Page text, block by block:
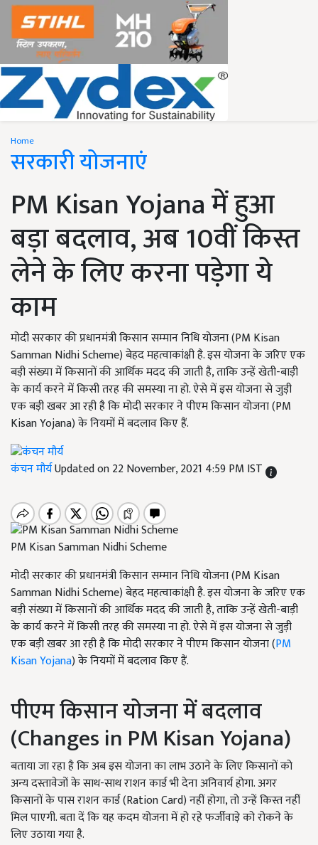
Home
सरकारी योजनाएं
PM Kisan Yojana में हुआ
बड़ा बदलाव, अब 10वीं किस्त
लेने के लिए करना पड़ेगा ये
काम
मोदी सरकार की प्रधानमंत्री किसान सम्मान निधि योजना (PM Kisan
Samman Nidhi Scheme) बेहद महत्वाकांक्षी है. इस योजना के जरिए एक
बड़ी संख्या में किसानों की आर्थिक मदद की जाती है, ताकि उन्हें खेती-बाड़ी
के कार्य करने में किसी तरह की समस्या ना हो. ऐसे में इस योजना से जुड़ी
एक बड़ी खबर आ रही है कि मोदी सरकार ने पीएम किसान योजना (PM
Kisan Yojana) के नियमों में बदलाव किए हैं.
कंचन मौर्यUpdated on 22 November, 2021 4:59 PM IST
PM Kisan Samman Nidhi Scheme
मोदी सरकार की प्रधानमंत्री किसान सम्मान निधि योजना (PM Kisan
Samman Nidhi Scheme) बेहद महत्वाकांक्षी है. इस योजना के जरिए एक
बड़ी संख्या में किसानों की आर्थिक मदद की जाती है, ताकि उन्हें खेती-बाड़ी
के कार्य करने में किसी तरह की समस्या ना हो. ऐसे में इस योजना से जुड़ी
एक बड़ी खबर आ रही है कि मोदी सरकार ने पीएम किसान योजना (PM
Kisan Yojana) के नियमों में बदलाव किए हैं.
पीएम किसान योजना में बदलाव
(Changes in PM Kisan Yojana)
बताया जा रहा है कि अब इस योजना का लाभ उठाने के लिए किसानों को
अन्य दस्तावेजों के साथ-साथ राशन कार्ड भी देना अनिवार्य होगा. अगर
किसानों के पास राशन कार्ड (Ration Card) नहीं होगा, तो उन्हें किस्त नहीं
मिल पाएगी. बता दें कि यह कदम योजना में हो रहे फर्जीवाड़े को रोकने के
लिए उठाया गया है.